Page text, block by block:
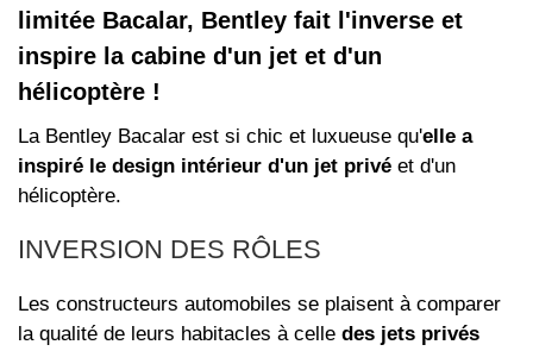
limitée Bacalar, Bentley fait l'inverse et
inspire la cabine d'un jet et d'un
hélicoptère !
La Bentley Bacalar est si chic et luxueuse qu'elle a
inspiré le design intérieur d'un jet privé et d'un
hélicoptère.
INVERSION DES RÔLES
Les constructeurs automobiles se plaisent à comparer
la qualité de leurs habitacles à celle des jets privés